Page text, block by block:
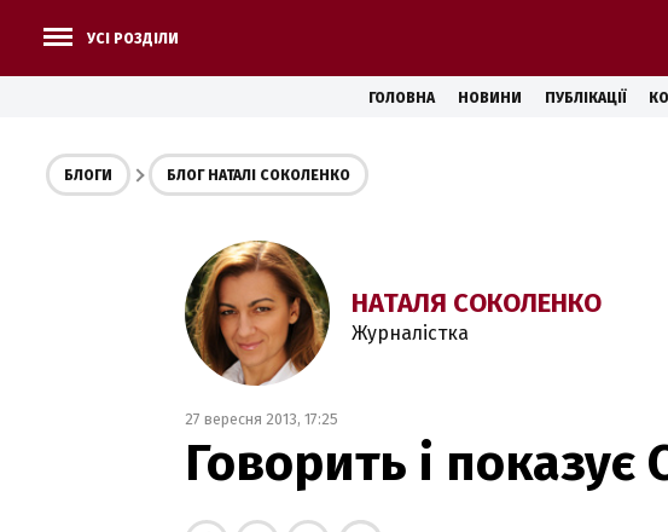
УСІ РОЗДІЛИ
ГОЛОВНА НОВИНИ ПУБЛІКАЦІЇ
БЛОГИ БЛОГ НАТАЛІ СОКОЛЕНКО
НАТАЛЯ СОКОЛЕНКО
Журналістка
27 вересня 2013, 17:25
Говорить і